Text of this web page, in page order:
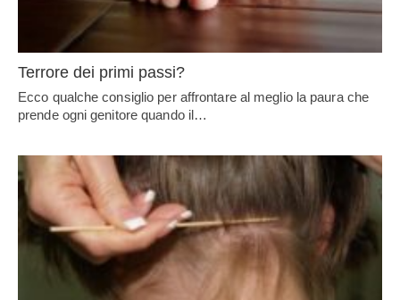
Terrore dei primi passi?
Ecco qualche consiglio per affrontare al meglio la paura che
prende ogni genitore quando il…